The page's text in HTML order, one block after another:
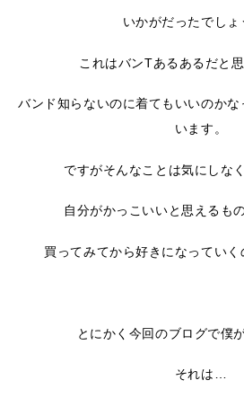
いかがだったでしょ
これはバンTあるあるだと思
バンド知らないのに着てもいいのか
います。
ですがそんなことは気にしな
自分がかっこいいと思えるも
買ってみてから好きになっていく
とにかく今回のブログで僕
それは…